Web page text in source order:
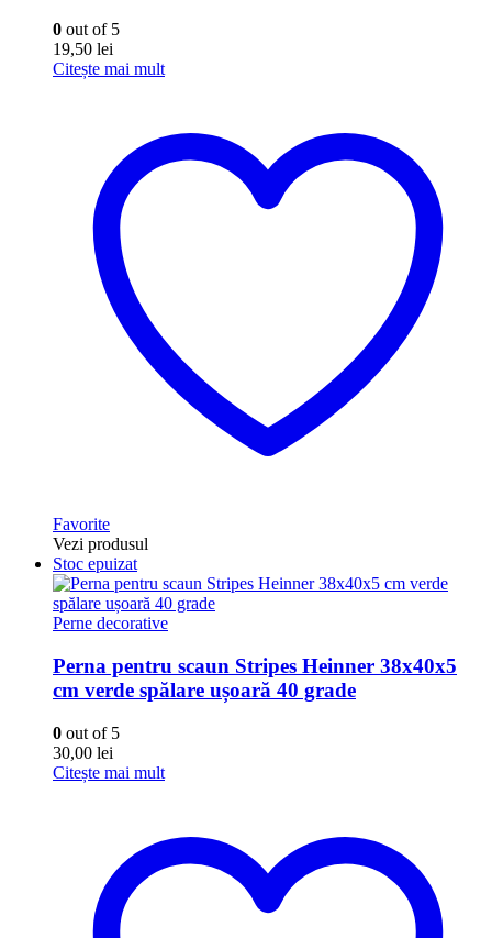
0 out of 5
19,50 lei
Citește mai mult
Favorite
Vezi produsul
Stoc epuizat
Perne decorative
Perna pentru scaun Stripes Heinner 38x40x5
cm verde spălare ușoară 40 grade
0 out of 5
30,00 lei
Citește mai mult